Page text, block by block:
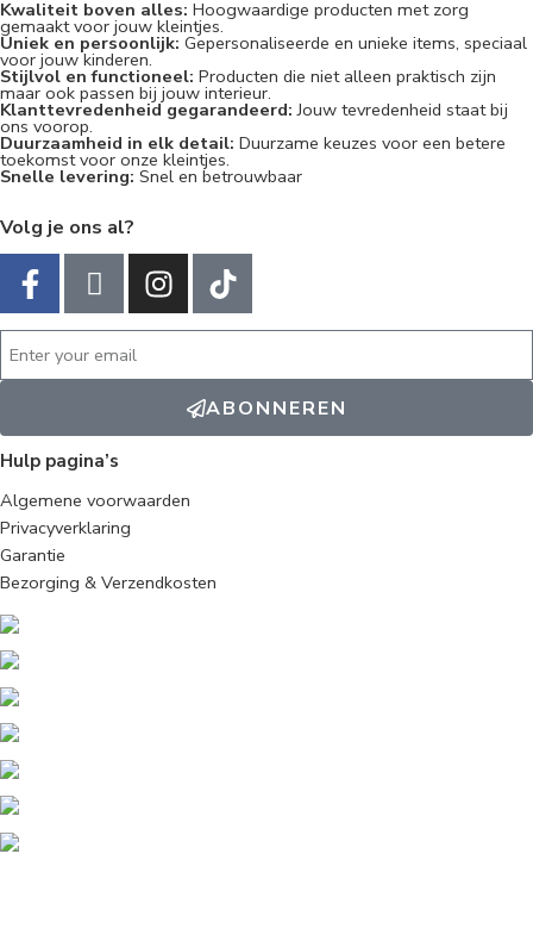
Kwaliteit boven alles: Hoogwaardige producten met zorg
gemaakt voor jouw kleintjes.
Uniek en persoonlijk: Gepersonaliseerde en unieke items, speciaal
voor jouw kinderen.
Stijlvol en functioneel: Producten die niet alleen praktisch zijn
maar ook passen bij jouw interieur.
Klanttevredenheid gegarandeerd: Jouw tevredenheid staat bij
ons voorop.
Duurzaamheid in elk detail: Duurzame keuzes voor een betere
toekomst voor onze kleintjes.
Snelle levering: Snel en betrouwbaar
Volg je ons al?
ABONNEREN
Hulp pagina’s
Algemene voorwaarden
Privacyverklaring
Garantie
Bezorging & Verzendkosten